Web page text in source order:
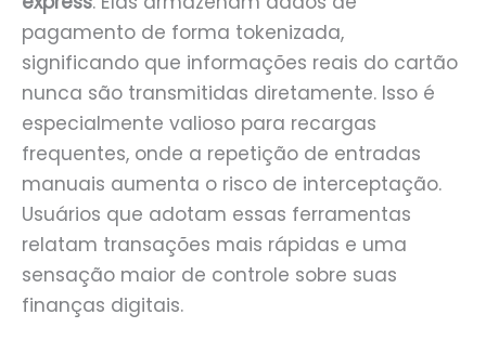
pagamento de forma tokenizada,
significando que informações reais do cartão
nunca são transmitidas diretamente. Isso é
especialmente valioso para recargas
frequentes, onde a repetição de entradas
manuais aumenta o risco de interceptação.
Usuários que adotam essas ferramentas
relatam transações mais rápidas e uma
sensação maior de controle sobre suas
finanças digitais.